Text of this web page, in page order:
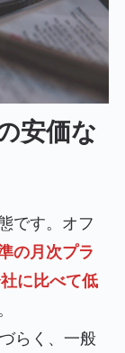
安価な
です。オフ
の月次プラ
に比べて低
らく、一般